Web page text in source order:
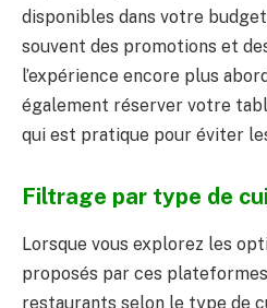
disponibles dans votre
souvent des promotions et
l’expérience encore plus
également réserver votre
qui est pratique pour éviter
Filtrage par type de
Lorsque vous explorez les
proposés par ces
restaurants selon le type de